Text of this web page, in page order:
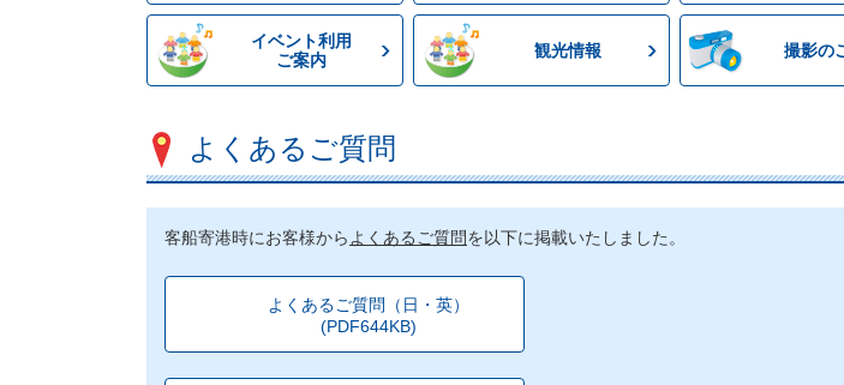
イベント利用
ご案内
観光情報 撮影の
よくあるご質問
客船寄港時にお客様から よくあるご質問を以下に掲載いたしました。
よくあるご質問（日・英）
(PDF644KB)